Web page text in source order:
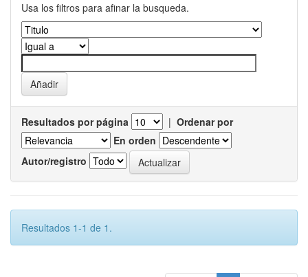
Usa los filtros para afinar la busqueda.
Resultados por página | Ordenar por
En orden
Autor/registro
Resultados 1-1 de 1.